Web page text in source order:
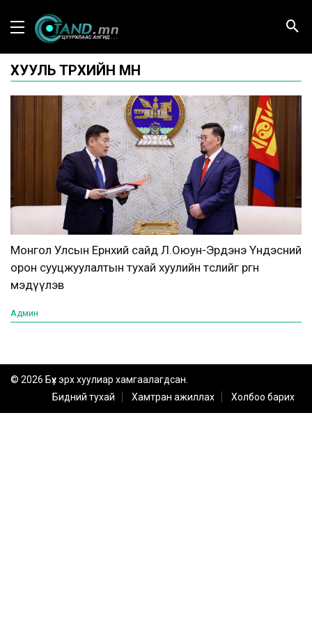
ХУУЛЬ ТӨРӨХИЙН ӨМНӨ
Монгол Улсын Ерөнхий сайд Л.Оюун-Эрдэнэ Үндэсний
орон сууцжуулалтын тухай хуулийн төслийг өргөн
мэдүүлэв
Админ
© 2026 Бүх эрх хуулиар хамгаалагдсан.
Бидний тухай
Хамтран ажиллах Холбоо барих